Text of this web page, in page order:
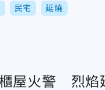
民宅 延燒
屋火警 烈焰